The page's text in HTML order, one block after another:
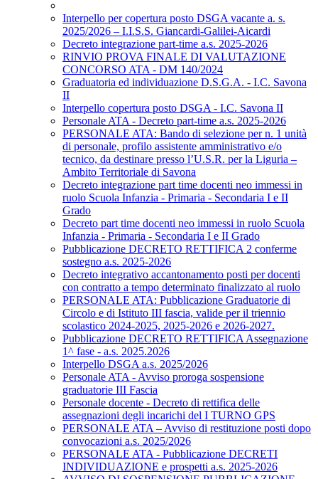
Interpello per copertura posto DSGA vacante a. s.
2025/2026 – I.I.S.S. Giancardi-Galilei-Aicardi
Decreto integrazione part-time a.s. 2025-2026
RINVIO PROVA FINALE DI VALUTAZIONE
CONCORSO ATA - DM 140/2024
Graduatoria ed individuazione D.S.G.A. - I.C. Savona
II
Interpello copertura posto DSGA - I.C. Savona II
Personale ATA - Decreto part-time a.s. 2025-2026
PERSONALE ATA: Bando di selezione per n. 1 unità
di personale, profilo assistente amministrativo e/o
tecnico, da destinare presso l’U.S.R. per la Liguria –
Ambito Territoriale di Savona
Decreto integrazione part time docenti neo immessi in
ruolo Scuola Infanzia - Primaria - Secondaria I e II
Grado
Decreto part time docenti neo immessi in ruolo Scuola
Infanzia - Primaria - Secondaria I e II Grado
Pubblicazione DECRETO RETTIFICA 2 conferme
sostegno a.s. 2025-2026
Decreto integrativo accantonamento posti per docenti
con contratto a tempo determinato finalizzato al ruolo
PERSONALE ATA: Pubblicazione Graduatorie di
Circolo e di Istituto III fascia, valide per il triennio
scolastico 2024-2025, 2025-2026 e 2026-2027.
Pubblicazione DECRETO RETTIFICA Assegnazione
1^ fase - a.s. 2025.2026
Interpello DSGA a.s. 2025/2026
Personale ATA - Avviso proroga sospensione
graduatorie III Fascia
Personale docente - Decreto di rettifica delle
assegnazioni degli incarichi del I TURNO GPS
PERSONALE ATA – Avviso di restituzione posti dopo
convocazioni a.s. 2025/2026
PERSONALE ATA - Pubblicazione DECRETI
INDIVIDUAZIONE e prospetti a.s. 2025-2026